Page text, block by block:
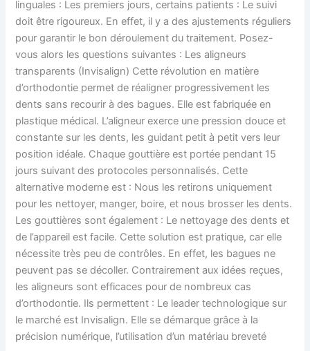
linguales : Les premiers jours, certains patients : Le suivi
doit être rigoureux. En effet, il y a des ajustements réguliers
pour garantir le bon déroulement du traitement. Posez-
vous alors les questions suivantes : Les aligneurs
transparents (Invisalign) Cette révolution en matière
d’orthodontie permet de réaligner progressivement les
dents sans recourir à des bagues. Elle est fabriquée en
plastique médical. L’aligneur exerce une pression douce et
constante sur les dents, les guidant petit à petit vers leur
position idéale. Chaque gouttière est portée pendant 15
jours suivant des protocoles personnalisés. Cette
alternative moderne est : Nous les retirons uniquement
pour les nettoyer, manger, boire, et nous brosser les dents.
Les gouttières sont également : Le nettoyage des dents et
de l’appareil est facile. Cette solution est pratique, car elle
nécessite très peu de contrôles. En effet, les bagues ne
peuvent pas se décoller. Contrairement aux idées reçues,
les aligneurs sont efficaces pour de nombreux cas
d’orthodontie. Ils permettent : Le leader technologique sur
le marché est Invisalign. Elle se démarque grâce à la
précision numérique, l’utilisation d’un matériau breveté